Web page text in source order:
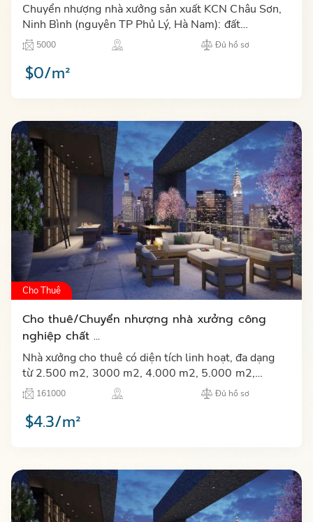
Chuyển nhượng nhà xưởng sản xuất KCN Châu Sơn,
Ninh Bình (nguyên TP Phủ Lý, Hà Nam): đất
5.000m², sàn 3.771m², hoàn công 2024–2025, sổ
hồng và hồ sơ pháp lý đầy…
5000 Đủ hồ sơ
$0/m²
Cho Thuê
Cho thuê/Chuyển nhượng nhà xưởng công
nghiệp chất ...
Nhà xưởng cho thuê có diện tích linh hoạt, đa dạng
từ 2.500 m2, 3000 m2, 4.000 m2, 5.000 m2,
8.000 m2, 10.000 m2 xây sẵn, đầy đủ tiện ích, văn
phòng và hệ thống…
161000 Đủ hồ sơ
$4.3/m²